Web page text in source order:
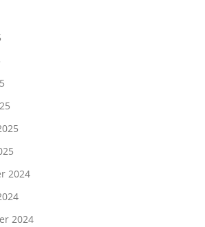
2024
2024